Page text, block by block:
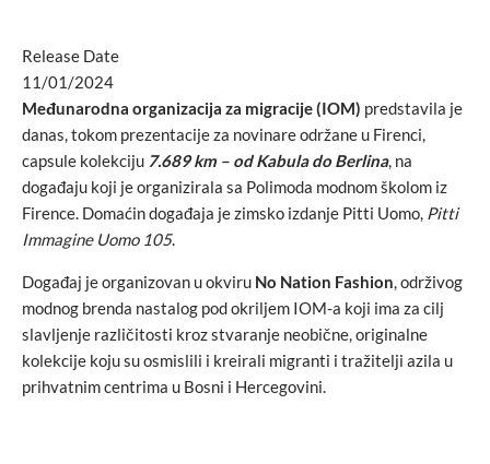
Release Date
11/01/2024
Međunarodna organizacija za migracije (IOM) predstavila je
danas, tokom prezentacije za novinare održane u Firenci,
capsule kolekciju 7.689 km – od Kabula do Berlina, na
događaju koji je organizirala sa Polimoda modnom školom iz
Firence. Domaćin događaja je zimsko izdanje Pitti Uomo, Pitti
Immagine Uomo 105.
Događaj je organizovan u okviru No Nation Fashion , održivog
modnog brenda nastalog pod okriljem IOM-a koji ima za cilj
slavljenje različitosti kroz stvaranje neobične, originalne
kolekcije koju su osmislili i kreirali migranti i tražitelji azila u
prihvatnim centrima u Bosni i Hercegovini.